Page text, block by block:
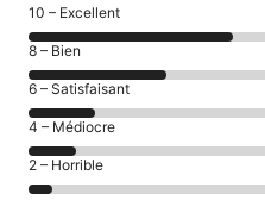
Note
des
voyageurs
de 10
(Excellent),
d’après 9 avis
sur 21.
10 – Excellent
Note
des
voyageurs
de 8
(Bien),
d’après 6 avis
sur 21.
8 – Bien
Note
des
voyageurs
de 6
(Satisfaisant),
6 – Satisfaisant
Note
des
voyageurs
4 – Médiocre
Note
des
2 – Horrible